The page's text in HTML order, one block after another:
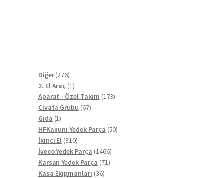
Diğer 276276
ürün
2. El Araç 11
ürün
Aparat - Özel Takım 173173
Civata Grubu 6767
Gıda 11
ürün
HFKanuni Yedek Parça 5050
İkinci El 310310
ürün
İveco Yedek Parça 14661466
ürün
Karsan Yedek Parça 7171
Kasa Ekipmanları 3636